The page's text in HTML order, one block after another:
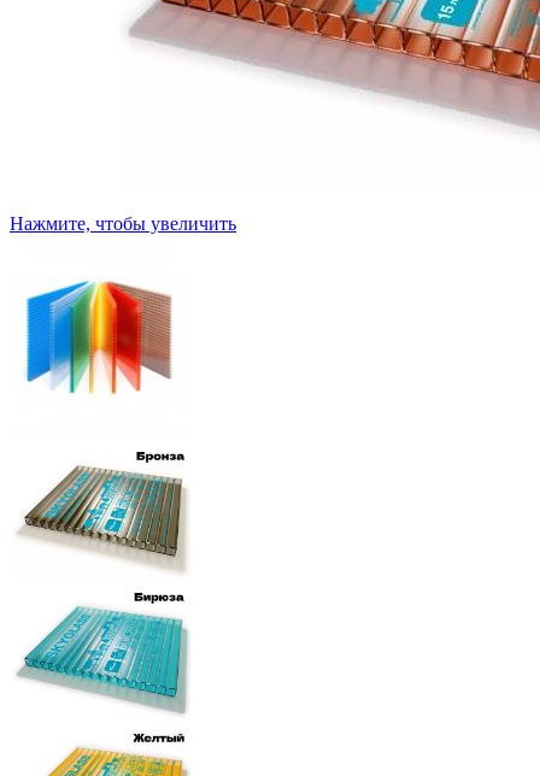
Нажмите, чтобы увеличить